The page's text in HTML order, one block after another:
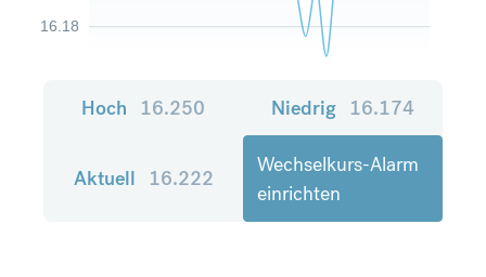
16.18
Hoch 16.250 Niedrig 16.174
Aktuell 16.222
Wechselkurs-Alarm
einrichten